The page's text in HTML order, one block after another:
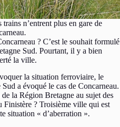
n’entrent plus en gare de
? C’est le souhait formulé
Sud. Pourtant, il y a bien
la ville.
la situation ferroviaire, le
a évoqué le cas de Concarneau.
la Région Bretagne au sujet des
? Troisième ville qui est
situation « d’aberration ».